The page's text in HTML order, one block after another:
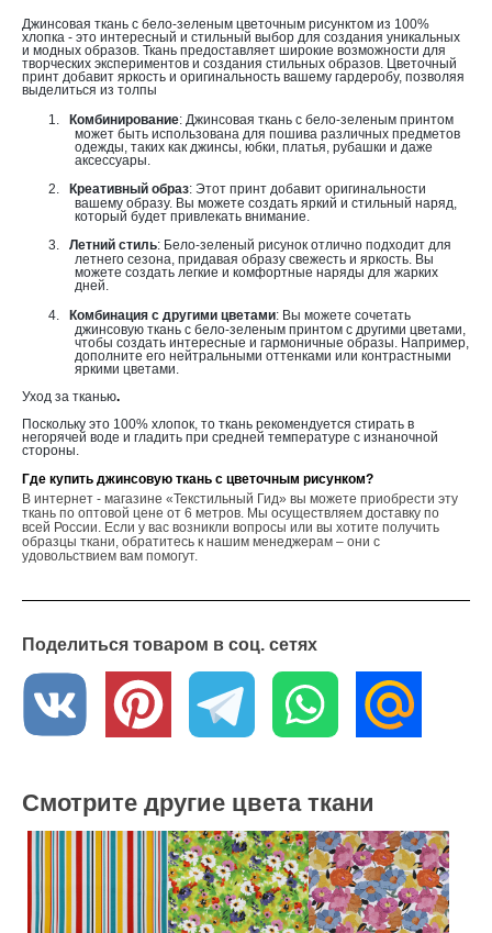
Джинсовая ткань с бело-зеленым цветочным рисунктом из 100%
хлопка - это интересный и стильный выбор для создания уникальных
и модных образов. Ткань предоставляет широкие возможности для
творческих экспериментов и создания стильных образов. Цветочный
принт добавит яркость и оригинальность вашему гардеробу, позволяя
выделиться из толпы
1.
Комбинирование: Джинсовая ткань с бело-зеленым принтом
может быть использована для пошива различных предметов
одежды, таких как джинсы, юбки, платья, рубашки и даже
аксессуары.
2.
Креативный образ: Этот принт добавит оригинальности
вашему образу. Вы можете создать яркий и стильный наряд,
который будет привлекать внимание.
3.
Летний стиль: Бело-зеленый рисунок отлично подходит для
летнего сезона, придавая образу свежесть и яркость. Вы
можете создать легкие и комфортные наряды для жарких
дней.
4.
Комбинация с другими цветами: Вы можете сочетать
джинсовую ткань с бело-зеленым принтом с другими цветами,
чтобы создать интересные и гармоничные образы. Например,
дополните его нейтральными оттенками или контрастными
яркими цветами.
Уход за тканью.
Поскольку это 100% хлопок, то ткань рекомендуется стирать в
негорячей воде и гладить при средней температуре с изнаночной
стороны.
Где купить джинсовую ткань с цветочным рисунком?
В интернет - магазине «Текстильный Гид» вы можете приобрести эту
ткань по оптовой цене от 6 метров. Мы осуществляем доставку по
всей России. Если у вас возникли вопросы или вы хотите получить
образцы ткани, обратитесь к нашим менеджерам – они с
удовольствием вам помогут.
Поделиться товаром в соц. сетях
Смотрите другие цвета ткани